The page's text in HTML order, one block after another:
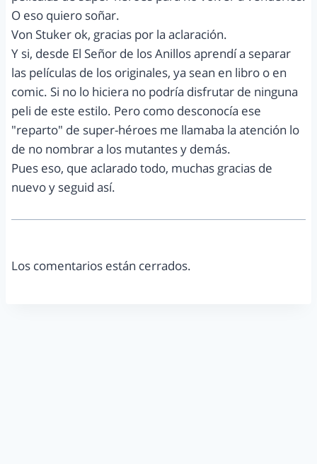
O eso quiero soñar.
Von Stuker ok, gracias por la aclaración.
Y si, desde El Señor de los Anillos aprendí a separar
las películas de los originales, ya sean en libro o en
comic. Si no lo hiciera no podría disfrutar de ninguna
peli de este estilo. Pero como desconocía ese
"reparto" de super-héroes me llamaba la atención lo
de no nombrar a los mutantes y demás.
Pues eso, que aclarado todo, muchas gracias de
nuevo y seguid así.
Los comentarios están cerrados.